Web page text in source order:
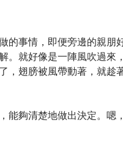
的事情，即便旁邊的親朋
。就好像是一陣風吹過來
，翅膀被風帶動著，就趁
能夠清楚地做出決定。嗯